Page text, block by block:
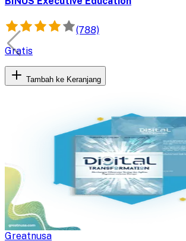
(788)
Gratis
Tambah ke Keranjang
Greatnusa